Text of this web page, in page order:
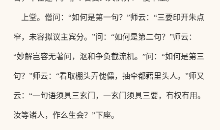
上堂。僧问： “如何是第一句？”师云：“三要印开朱点
窄，未容拟议主宾分。”问：“如何是第二句？”师云：
“妙解岂容无著问，沤和争负截流机。”问：“如何是第三
句？”师云：“看取棚头弄傀儡，抽牵都藉里头人。”师又
云：“一句语须具三玄门，一玄门须具三要，有权有用。
汝等诸人，作么生会？”下座。